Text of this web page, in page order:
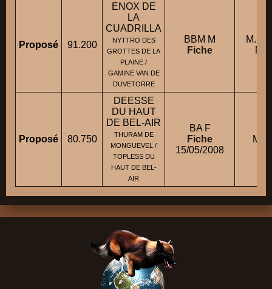
Proposé 91.200
ENOX DE
LA
CUADRILLA
NYTTRO DES
GROTTES DE LA
PLAINE /
GAMINE VAN DE
DUVETORRE
BBM M
Fiche
M.
Proposé 80.750
DEESSE
DU HAUT
DE BEL-AIR
THURAM DE
MONGUEVEL /
TOPLESS DU
HAUT DE BEL-
AIR
BA F
Fiche
15/05/2008
M.